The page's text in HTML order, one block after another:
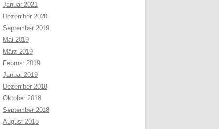
Januar 2021
Dezember 2020
September 2019
Mai 2019
März 2019
Februar 2019
Januar 2019
Dezember 2018
Oktober 2018
September 2018
August 2018